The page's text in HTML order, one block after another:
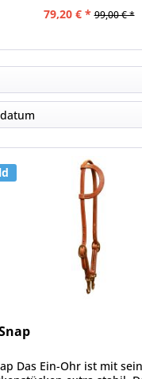
79,20 € * 99,00 € *
Das Ein-Ohr ist mit